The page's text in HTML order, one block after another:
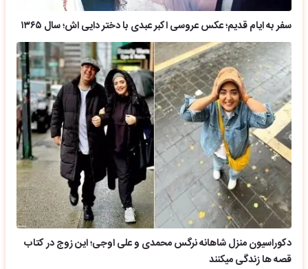
سفر به ایام قدیم؛ عکس عروسی اکبر عبدی با دختر دایی اش؛ سال ۱۳۶۵
دکوراسیون منزل شاهانه نرگس محمدی و علی اوجی؛ این زوج در کتاب
قصه ها زندگی میکنند